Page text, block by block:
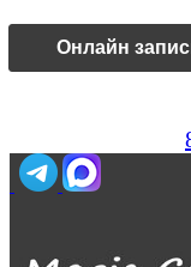
Онлайн